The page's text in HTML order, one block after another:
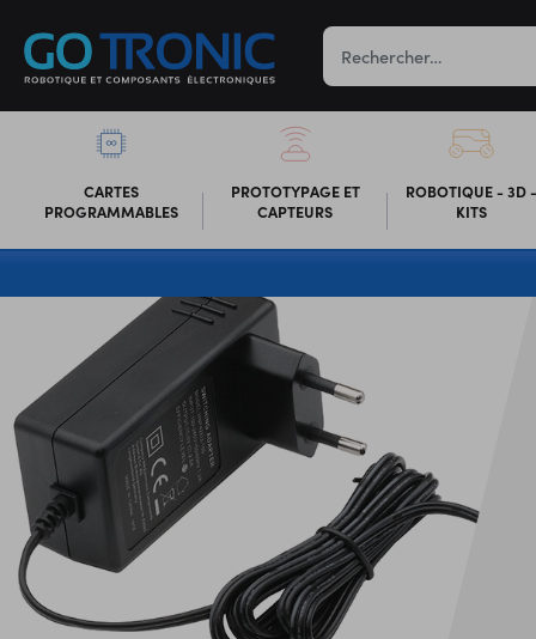
CARTES
PROGRAMMABLES
PROTOTYPAGE ET
CAPTEURS
ROBOTIQUE - 3D -
KITS